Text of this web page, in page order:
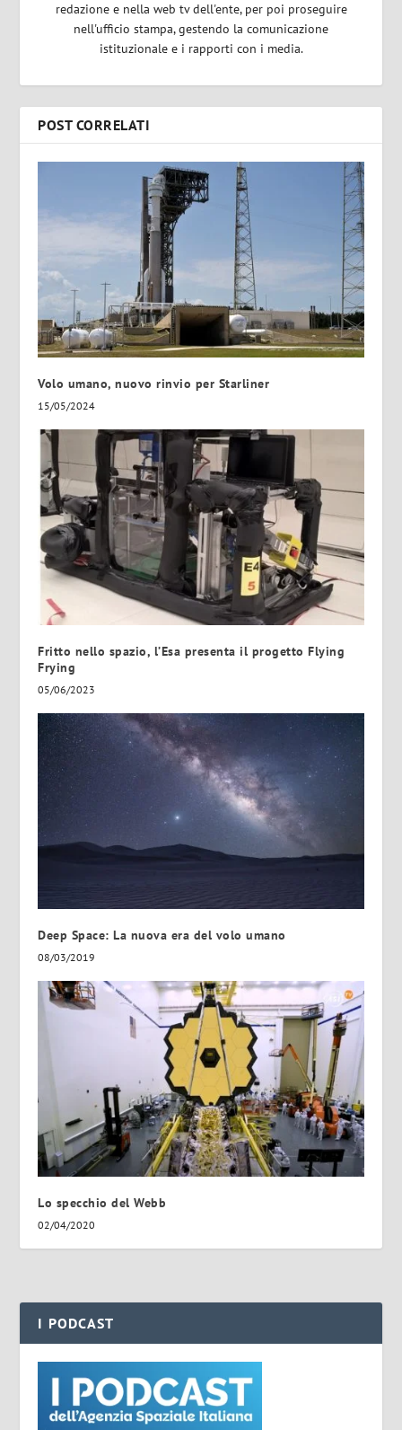
redazione e nella web tv dell'ente, per poi proseguire
nell'ufficio stampa, gestendo la comunicazione
istituzionale e i rapporti con i media.
POST CORRELATI
Volo umano, nuovo rinvio per Starliner
15/05/2024
Fritto nello spazio, l’Esa presenta il progetto Flying
Frying
05/06/2023
Deep Space: La nuova era del volo umano
08/03/2019
Lo specchio del Webb
02/04/2020
I PODCAST